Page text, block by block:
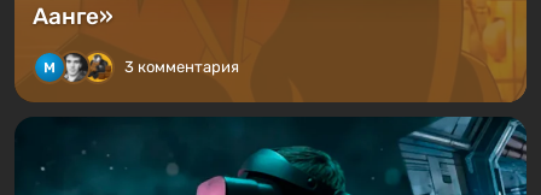
Аанге»
3 комментария